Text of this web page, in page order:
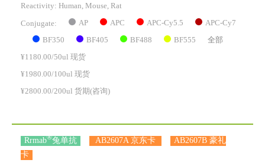
Reactivity: Human, Mouse, Rat
Conjugate: AP APC APC-Cy5.5 APC-Cy7
BF350 BF405 BF488 BF555 全部
¥1180.00/50ul 现货
¥1980.00/100ul 现货
¥2800.00/200ul 货期(咨询)
Rrmab®兔单抗 AB2607A 京东卡
AB2607B 豪礼
卡